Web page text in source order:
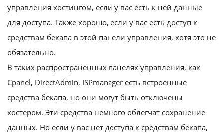
управления хостингом, если у вас есть к ней данные
для доступа. Также хорошо, если у вас есть доступ к
средствам бекапа в этой панели управления, хотя это не
обязательно.
В таких распространенных панелях управления, как
Сpanel, DirectAdmin, ISPmanager есть встроенные
средства бекапа, но они могут быть отключены
хостером. Эти средства немного облегчат сохранение
данных. Но если у вас нет доступа к средствам бекапа,